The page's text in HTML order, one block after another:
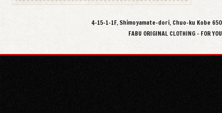
4-15-1-1F, Shimoyamate-dori, Chuo-ku Kobe
FABU ORIGINAL CLOTHING - FOR